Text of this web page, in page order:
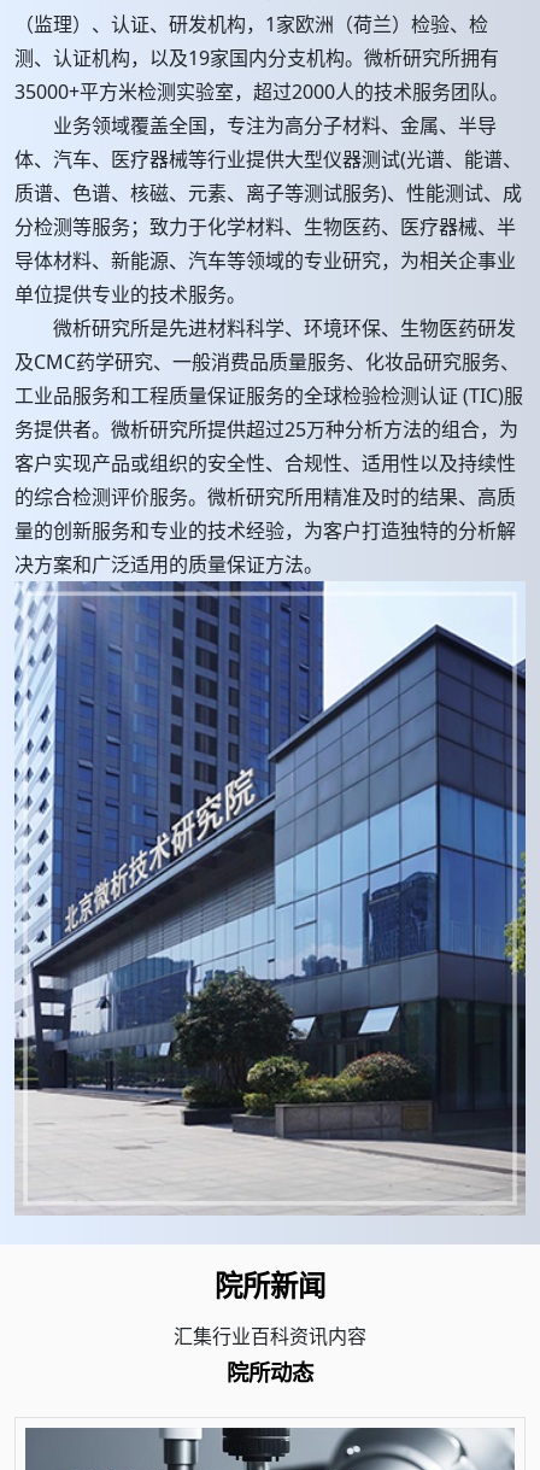
（监理）、认证、研发机构，1家欧洲（荷兰）检验、检
测、认证机构，以及19家国内分支机构。微析研究所拥有
35000+平方米检测实验室，超过2000人的技术服务团队。
业务领域覆盖全国，专注为高分子材料、金属、半导
体、汽车、医疗器械等行业提供大型仪器测试(光谱、能谱、
质谱、色谱、核磁、元素、离子等测试服务)、性能测试、成
分检测等服务；致力于化学材料、生物医药、医疗器械、半
导体材料、新能源、汽车等领域的专业研究，为相关企事业
单位提供专业的技术服务。
微析研究所是先进材料科学、环境环保、生物医药研发
及CMC药学研究、一般消费品质量服务、化妆品研究服务、
工业品服务和工程质量保证服务的全球检验检测认证 (TIC)服
务提供者。微析研究所提供超过25万种分析方法的组合，为
客户实现产品或组织的安全性、合规性、适用性以及持续性
的综合检测评价服务。微析研究所用精准及时的结果、高质
量的创新服务和专业的技术经验，为客户打造独特的分析解
决方案和广泛适用的质量保证方法。
院所新闻
汇集行业百科资讯内容
院所动态